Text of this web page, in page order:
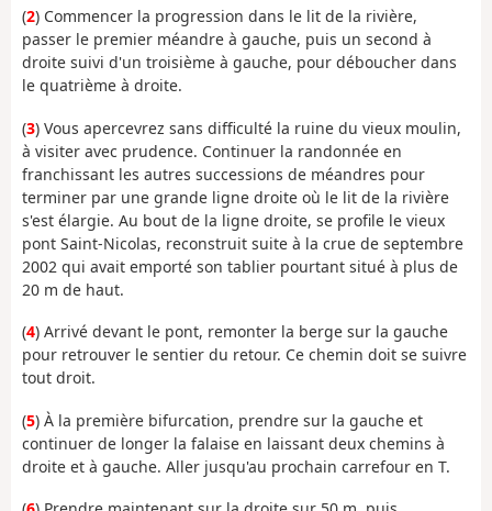
(2) Commencer la progression dans le lit de la rivière,
passer le premier méandre à gauche, puis un second à
droite suivi d'un troisième à gauche, pour déboucher dans
le quatrième à droite.
(3) Vous apercevrez sans difficulté la ruine du vieux moulin,
à visiter avec prudence. Continuer la randonnée en
franchissant les autres successions de méandres pour
terminer par une grande ligne droite où le lit de la rivière
s'est élargie. Au bout de la ligne droite, se profile le vieux
pont Saint-Nicolas, reconstruit suite à la crue de septembre
2002 qui avait emporté son tablier pourtant situé à plus de
20 m de haut.
(4) Arrivé devant le pont, remonter la berge sur la gauche
pour retrouver le sentier du retour. Ce chemin doit se suivre
tout droit.
(5) À la première bifurcation, prendre sur la gauche et
continuer de longer la falaise en laissant deux chemins à
droite et à gauche. Aller jusqu'au prochain carrefour en T.